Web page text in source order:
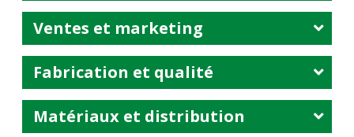
Ventes et marketing
Fabrication et qualité
Matériaux et distribution